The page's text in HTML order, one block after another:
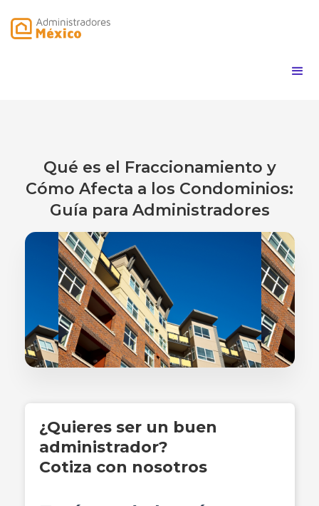
Qué es el Fraccionamiento y
Cómo Afecta a los Condominios:
Guía para Administradores
¿Quieres ser un buen
administrador?
Cotiza con nosotros